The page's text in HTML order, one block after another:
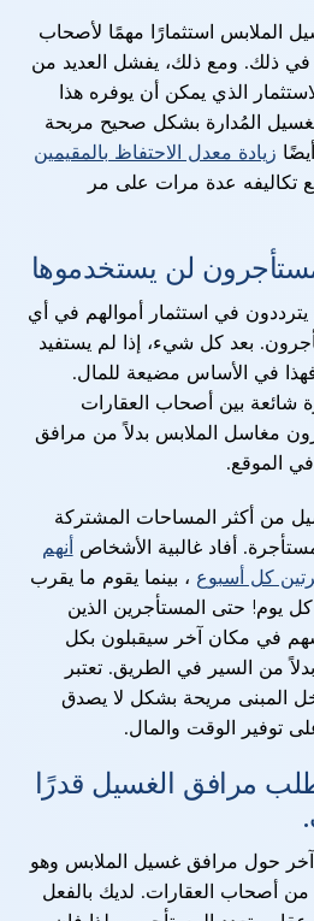
الملابس استثمارًا مهمًا لأصحاب
ذلك. ومع ذلك، يفشل العديد من
الذي يمكن أن يوفره هذا
المُدارة بشكل صحيح مربحة
زيادة معدل الاحتفاظ بالمقيمين
تكاليفه عدة مرات على مر
لن يستخدموها
يترددون في استثمار أموالهم في أي
بعد كل شيء، إذا لم يستفيد
في الأساس مضيعة للمال.
شائعة بين أصحاب العقارات
مغاسل الملابس بدلاً من مرافق
الموقع.
من أكثر المساحات المشتركة
أفاد غالبية الأشخاص أنهم
كل أسبوع ، بينما يقوم ما يقرب
يوم! حتى المستأجرين الذين
في مكان آخر سيقبلون بكل
من السير في الطريق. تعتبر
المبنى مريحة بشكل لا يصدق
توفير الوقت والمال.
مرافق الغسيل قدرًا
حول مرافق غسيل الملابس وهو
من أصحاب العقارات. لديك بالفعل